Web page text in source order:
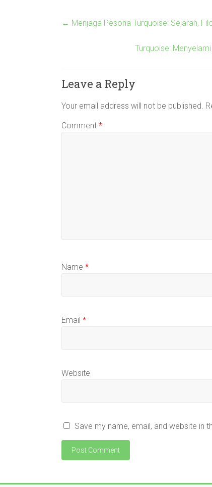
← Menjaga Pesona Turquoise: Sejarah,
Turquoise:
Leave a Reply
Your email address will not be published.
Comment *
Name *
Email *
Website
Save my name, email, and website in